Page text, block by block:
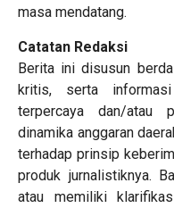
masa mendatang.
Catatan Redaksi
Berita ini disusun
kritis, serta
terpercaya dan/atau
dinamika anggaran
terhadap prinsip
produk jurnalistiknya.
atau memiliki